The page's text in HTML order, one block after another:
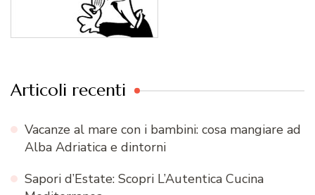
Articoli recenti
Vacanze al mare con i bambini: cosa mangiare ad
Alba Adriatica e dintorni
Sapori d’Estate: Scopri L’Autentica Cucina